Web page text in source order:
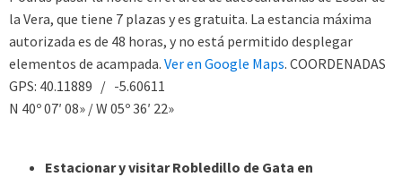
la Vera, que tiene 7 plazas y es gratuita. La estancia máxima
autorizada es de 48 horas, y no está permitido desplegar
elementos de acampada. Ver en Google Maps. COORDENADAS
GPS: 40.11889 / -5.60611
N 40º 07′ 08» / W 05º 36′ 22»
Estacionar y visitar Robledillo de Gata en